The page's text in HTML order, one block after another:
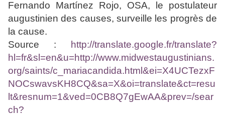
Fernando Martínez Rojo, OSA, le postulateur
augustinien des causes, surveille les progrès de
la cause.
Source :
http://translate.google.fr/translate?
hl=fr&sl=en&u=http://www.midwestaugustinians.
org/saints/c_mariacandida.html&ei=X4UCTezxF
NOCswavsKH8CQ&sa=X&oi=translate&ct=resu
lt&resnum=1&ved=0CB8Q7gEwAA&prev=/sear
ch?